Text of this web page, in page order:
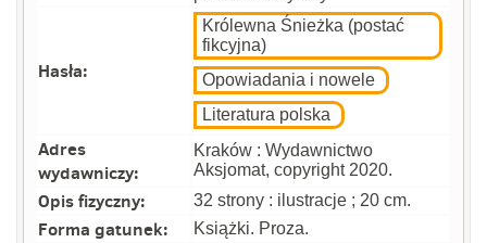
Hasła:
Królewna Śnieżka (postać
fikcyjna)
Opowiadania i nowele
Literatura polska
Adres
wydawniczy:
Kraków : Wydawnictwo
Aksjomat, copyright 2020.
Opis fizyczny: 32 strony : ilustracje ; 20 cm.
Forma gatunek: Książki. Proza.